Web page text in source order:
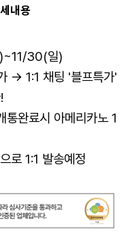
내용
30(일)
→ 1:1 채팅 '블프특가'
완료시 아메리카노 1
로 1:1 발송예정